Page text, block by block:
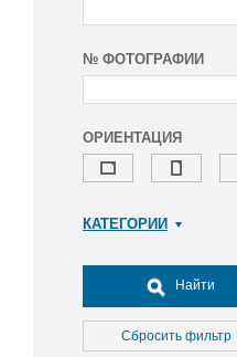
№ ФОТОГРАФИИ
ОРИЕНТАЦИЯ
КАТЕГОРИИ
Досуг, туризм и отдых
Культура
Медицина
Найти
Сбросить фильтр